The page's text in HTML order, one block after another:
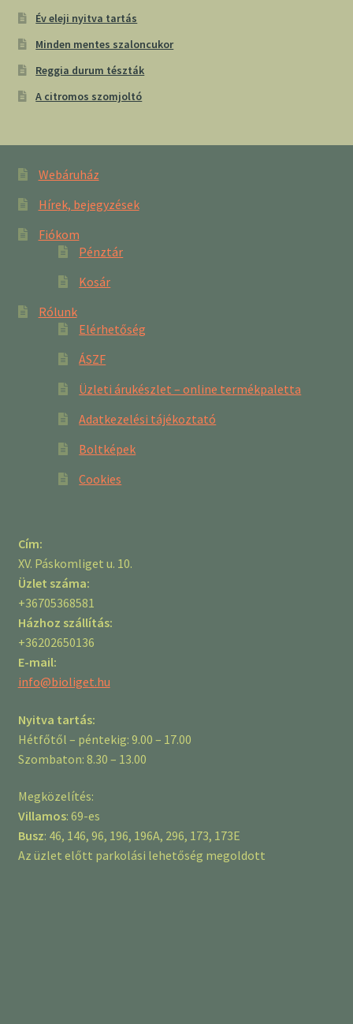
Év eleji nyitva tartás
Minden mentes szaloncukor
Reggia durum tészták
A citromos szomjoltó
Webáruház
Hírek, bejegyzések
Fiókom
Pénztár
Kosár
Rólunk
Elérhetőség
ÁSZF
Üzleti árukészlet – online termékpaletta
Adatkezelési tájékoztató
Boltképek
Cookies
Cím:
XV. Páskomliget u. 10.
Üzlet száma:
+36705368581
Házhoz szállítás:
+36202650136
E-mail:
info@bioliget.hu
Nyitva tartás:
Hétfőtől – péntekig: 9.00 – 17.00
Szombaton: 8.30 – 13.00
Megközelítés:
Villamos: 69-es
Busz: 46, 146, 96, 196, 196A, 296, 173, 173E
Az üzlet előtt parkolási lehetőség megoldott